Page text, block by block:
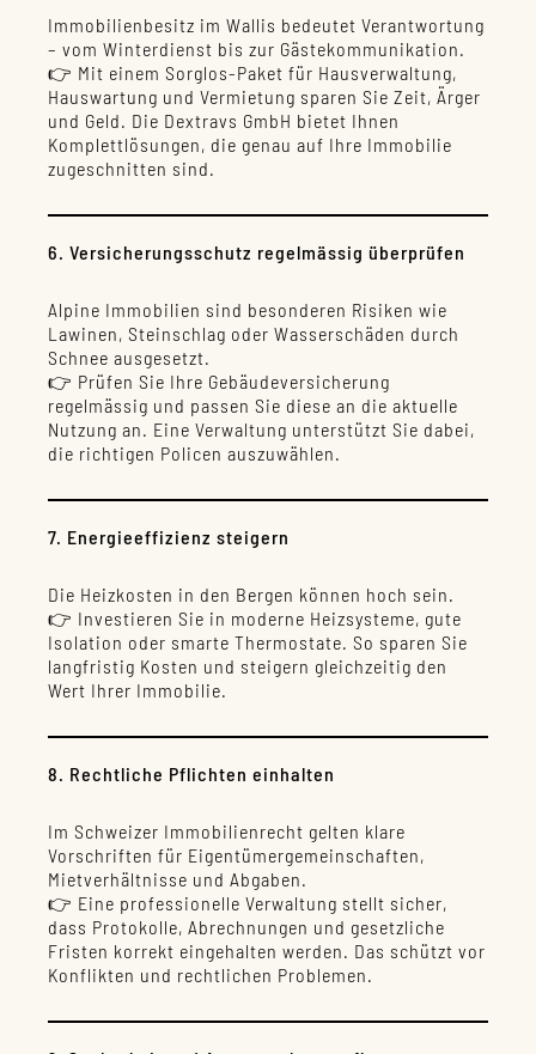
Immobilienbesitz im Wallis bedeutet Verantwortung
– vom Winterdienst bis zur Gästekommunikation.
👉 Mit einem Sorglos-Paket für Hausverwaltung,
Hauswartung und Vermietung sparen Sie Zeit, Ärger
und Geld. Die Dextravs GmbH bietet Ihnen
Komplettlösungen, die genau auf Ihre Immobilie
zugeschnitten sind.
6. Versicherungsschutz regelmässig überprüfen
Alpine Immobilien sind besonderen Risiken wie
Lawinen, Steinschlag oder Wasserschäden durch
Schnee ausgesetzt.
👉 Prüfen Sie Ihre Gebäudeversicherung
regelmässig und passen Sie diese an die aktuelle
Nutzung an. Eine Verwaltung unterstützt Sie dabei,
die richtigen Policen auszuwählen.
7. Energieeffizienz steigern
Die Heizkosten in den Bergen können hoch sein.
👉 Investieren Sie in moderne Heizsysteme, gute
Isolation oder smarte Thermostate. So sparen Sie
langfristig Kosten und steigern gleichzeitig den
Wert Ihrer Immobilie.
8. Rechtliche Pflichten einhalten
Im Schweizer Immobilienrecht gelten klare
Vorschriften für Eigentümergemeinschaften,
Mietverhältnisse und Abgaben.
👉 Eine professionelle Verwaltung stellt sicher,
dass Protokolle, Abrechnungen und gesetzliche
Fristen korrekt eingehalten werden. Das schützt vor
Konflikten und rechtlichen Problemen.